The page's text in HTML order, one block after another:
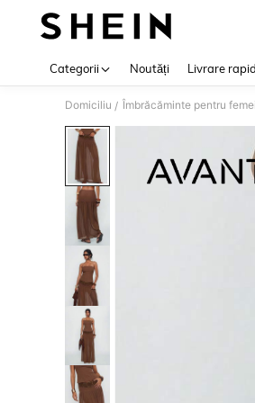
Categorii Noutăți Livrare
Domiciliu / Îmbrăcăminte pentru femei